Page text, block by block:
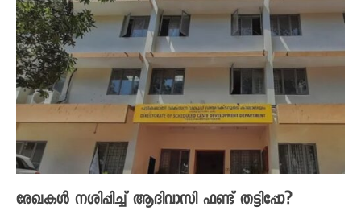
രേഖകൾ നശിപ്പിച്ച് ആദിവാസി ഫണ്ട് തട്ടിപ്പോ?